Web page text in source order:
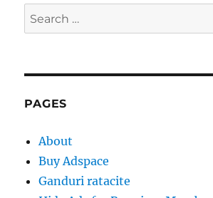
Search
for:
PAGES
About
Buy Adspace
Ganduri ratacite